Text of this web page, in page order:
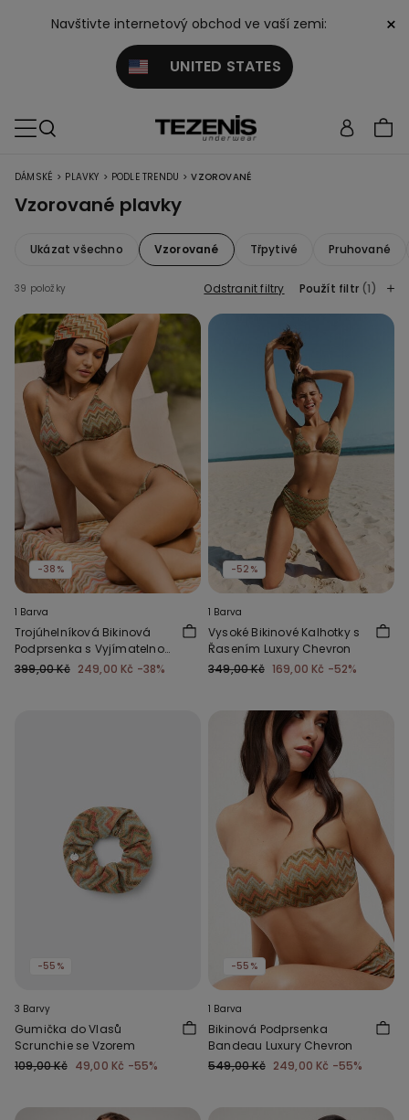
Navštivte internetový obchod ve vaší zemi:
UNITED STATES
×
DÁMSKÉ > PLAVKY > PODLE TRENDU > VZOROVANÉ
Vzorované plavky
Ukázat všechno Vzorované Třpytivé Pruhované
39 položky Odstranit filtry Použít filtr (1)
-38%
1 Barva
Trojúhelníková Bikinová
Podprsenka s Vyjímatelnou
Vycpávkou Luxury Chevron
399,00 Kč 249,00 Kč -38%
-52%
1 Barva
Vysoké Bikinové Kalhotky s
Řasením Luxury Chevron
349,00 Kč 169,00 Kč -52%
-55%
3 Barvy
Gumička do Vlasů
Scrunchie se Vzorem
109,00 Kč 49,00 Kč -55%
-55%
1 Barva
Bikinová Podprsenka
Bandeau Luxury Chevron
549,00 Kč 249,00 Kč -55%